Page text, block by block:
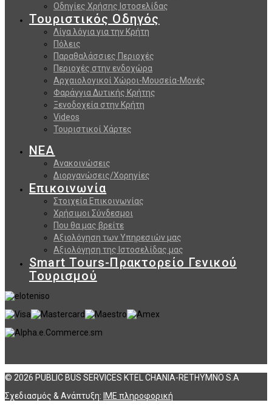
Οδηγίες Χρήσης Ιστοσελίδας
Τουριστικός Οδηγός
Λίγα λόγια για την Κρήτη
Πόλεις
Παραθαλάσσιες Περιοχές
Περιοχές στην ενδοχώρα
Αρχαιολογικοί Χώροι-Μουσεία-Μονές
Φαράγγια Δυτικής Κρήτης
Ξενοδοχεία στην Κρήτη
Videos
Τουριστικοί Χάρτες
ΝΕΑ
Ανακοινώσεις
Διοργανώσεις/Χορηγίες
Επικοινωνία
Στοιχεία Επικοινωνίας
Χρήσιμοι Σύνδεσμοι
Που θα μας βρείτε
Αξιολόγηση των Υπηρεσιών μας
Αξιολόγηση της Ιστοσελίδας μας
Smart Tours-Πρακτορείο Γενικού
Τουρισμού
© 2026 PUBLIC BUS SERVICES KTEL CHANIA-RETHYMNO S.A
Σχεδιασμός & Ανάπτυξη: ΙΜΕ πληροφορική